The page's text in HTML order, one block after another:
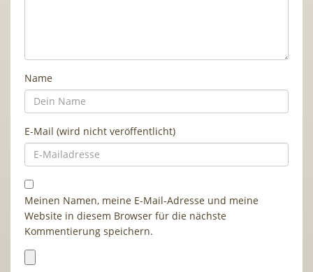
Name
E-Mail (wird nicht veröffentlicht)
Meinen Namen, meine E-Mail-Adresse und meine
Website in diesem Browser für die nächste
Kommentierung speichern.